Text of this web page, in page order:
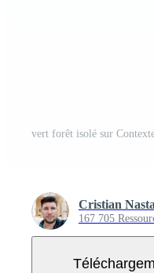
Cristian
167 705